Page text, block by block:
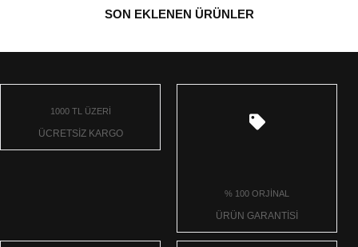
SON EKLENEN ÜRÜNLER
1000 TL ÜZERİ
ÜCRETSİZ KARGO
% 100 ORJİNAL
ÜRÜN GARANTİSİ